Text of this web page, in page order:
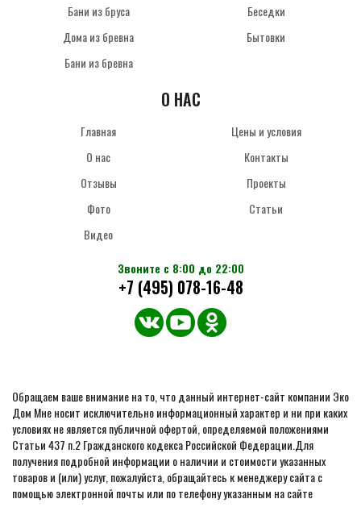
Бани из бруса
Дома из бревна
Бани из бревна
Беседки
Бытовки
О НАС
Главная
О нас
Отзывы
Фото
Видео
Цены и условия
Контакты
Проекты
Статьи
Звоните с 8:00 до 22:00
+7 (495) 078-16-48
Обращаем ваше внимание на то, что данный интернет-сайт компании Эко
Дом Мне носит исключительно информационный характер и ни при каких
условиях не является публичной офертой, определяемой положениями
Статьи 437 п.2 Гражданского кодекса Российской Федерации.Для
получения подробной информации о наличии и стоимости указанных
товаров и (или) услуг, пожалуйста, обращайтесь к менеджеру сайта с
помощью электронной почты или по телефону указанным на сайте